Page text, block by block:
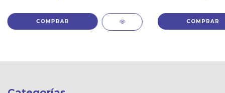
COMPRAR COMPRAR